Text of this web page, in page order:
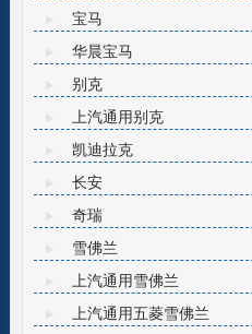
宝马
华晨宝马
别克
上汽通用别克
凯迪拉克
长安
奇瑞
雪佛兰
上汽通用雪佛兰
上汽通用五菱雪佛兰